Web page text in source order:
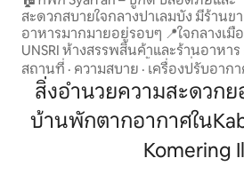
สะดวกสบายใจกลางปาเลมบัง มีร้านข
อาหารมากมายอยู่รอบๆ 📍ใจกลางเมือง
UNSRI ห้างสรรพสินค้าและร้านอาหาร
นาทีถึงสนามบิน ไม่มีน้ำท่วม สิ่งอำนวย
ความสะดวก: ✨ชั้น 1 ทั้งหมด Wi-Fi ไฟ
และน้ำสะอาด 24 ชั่วโมงจากบริษัทน้ำใ
ท้องถิ่น ห้อง 2 ห้องพร้อมแอร์เต็มรูป
เย็น ห้องนั่งเล่น + พรม/เสื่อ ห้องสุขา 2
ตู้เสื้อผ้า โต๊ะรับประทานอาหาร ที่จอด
สถานที่ · ความสบาย · เครื่องปรับอาก
สิ่งอำนวยความสะดวก
บ้านพักตากอากาศใน
Komering